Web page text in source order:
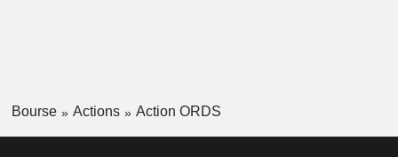
Bourse Actions Action ORDS